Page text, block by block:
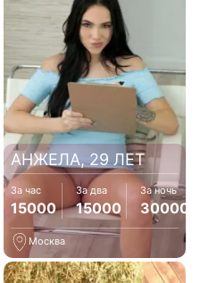
АНЖЕЛА, 29 ЛЕТ
За час
15000
За два
15000
За ночь
30000
Москва